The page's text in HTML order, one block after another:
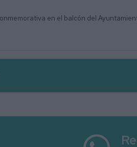
en el balcón del